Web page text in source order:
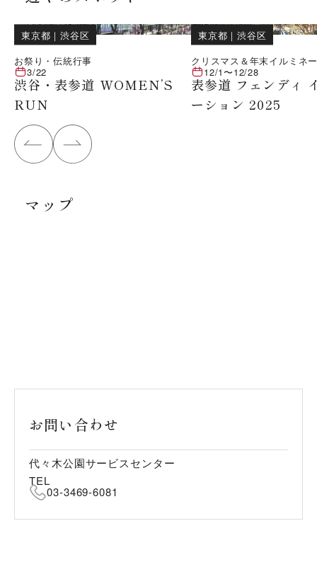
東京都 ｜渋谷区
お祭り・伝統行事
3/22
渋谷・表参道 WOMEN’S
RUN
東京都 ｜渋谷区
クリスマス＆年末イルミネ
12/1〜12/28
表参道 フェンディ
ーション 2025
マップ
お問い合わせ
代々木公園サービスセンター
TEL
03-3469-6081